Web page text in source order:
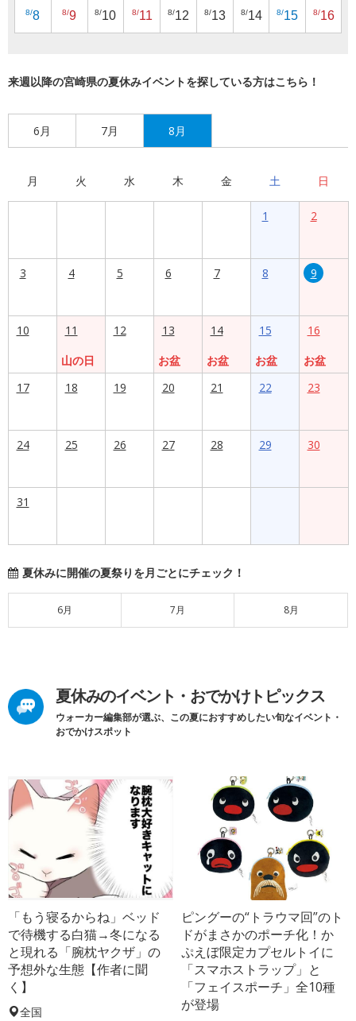
8/8 8/9 8/10 8/11 8/12 8/13 8/14 8/15 8/16
来週以降の宮崎県の夏休みイベントを探している方はこちら！
6月 7月 8月
月 火 水 木 金 土 日
1 2
3 4 5 6 7 8 9
10
11
山の日
12
13
お盆
14
お盆
15
お盆
16
お盆
17
18 19 20 21 22 23
24 25 26 27 28 29 30
31
夏休みに開催の夏祭りを月ごとにチェック！
6月 7月 8月
夏休みのイベント・おでかけトピックス
ウォーカー編集部が選ぶ、この夏におすすめしたい旬なイベント・
おでかけスポット
「もう寝るからね」ベッド
で待機する白猫→冬になる
と現れる「腕枕ヤクザ」の
予想外な生態【作者に聞
く】
全国
ピングーの“トラウマ回”のト
ドがまさかのポーチ化！か
ぷえぼ限定カプセルトイに
「スマホストラップ」と
「フェイスポーチ」全10種
が登場